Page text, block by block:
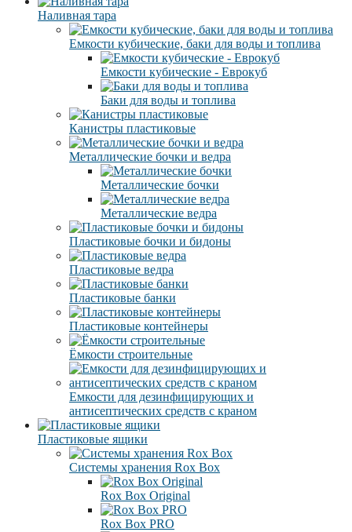
Наливная тара
Емкости кубические, баки для воды и топлива
Емкости кубические - Еврокуб
Баки для воды и топлива
Канистры пластиковые
Металлические бочки и ведра
Металлические бочки
Металлические ведра
Пластиковые бочки и бидоны
Пластиковые ведра
Пластиковые банки
Пластиковые контейнеры
Ёмкости строительные
Емкости для дезинфицирующих и
антисептических средств с краном
Пластиковые ящики
Системы хранения Rox Box
Rox Box Original
Rox Box PRO